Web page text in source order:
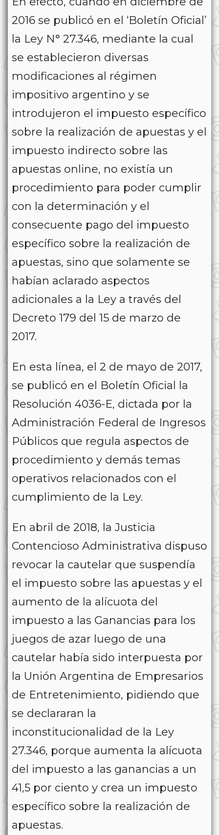
2016 se publicó en el ‘Boletín Oficial’
la Ley N° 27.346, mediante la cual
se establecieron diversas
modificaciones al régimen
impositivo argentino y se
introdujeron el impuesto específico
sobre la realización de apuestas y el
impuesto indirecto sobre las
apuestas online, no existía un
procedimiento para poder cumplir
con la determinación y el
consecuente pago del impuesto
específico sobre la realización de
apuestas, sino que solamente se
habían aclarado aspectos
adicionales a la Ley a través del
Decreto 179 del 15 de marzo de
2017.
En esta línea, el 2 de mayo de 2017,
se publicó en el Boletín Oficial la
Resolución 4036-E, dictada por la
Administración Federal de Ingresos
Públicos que regula aspectos de
procedimiento y demás temas
operativos relacionados con el
cumplimiento de la Ley.
En abril de 2018, la Justicia
Contencioso Administrativa dispuso
revocar la cautelar que suspendía
el impuesto sobre las apuestas y el
aumento de la alícuota del
impuesto a las Ganancias para los
juegos de azar luego de una
cautelar había sido interpuesta por
la Unión Argentina de Empresarios
de Entretenimiento, pidiendo que
se declararan la
inconstitucionalidad de la Ley
27.346, porque aumenta la alícuota
del impuesto a las ganancias a un
41,5 por ciento y crea un impuesto
específico sobre la realización de
apuestas.